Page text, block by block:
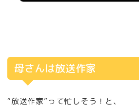
母さんは放送作家
“放送作家”って忙しそう！と、